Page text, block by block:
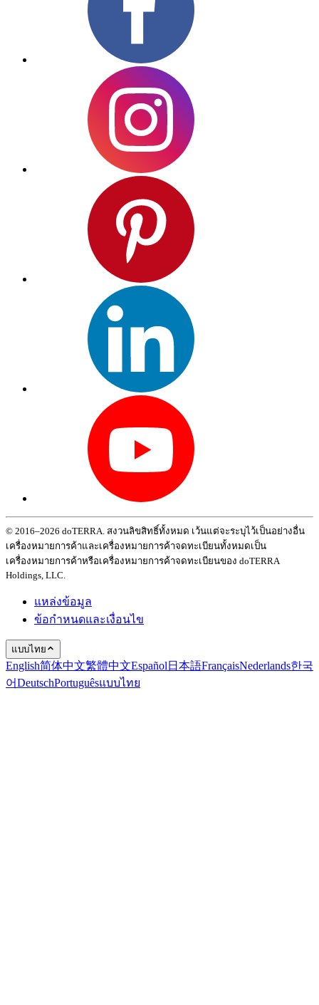
© 2016–2026 doTERRA. สงวนลิขสิทธิ์ทั้งหมด เว้นแต่จะระบุไว้เป็นอย่างอื่น
เครื่องหมายการค้าและเครื่องหมายการค้าจดทะเบียนทั้งหมดเป็น
เครื่องหมายการค้าหรือเครื่องหมายการค้าจดทะเบียนของ doTERRA
Holdings, LLC.
แหล่งข้อมูล
ข้อกำหนดและเงื่อนไข
แบบไทย
English简体中文繁體中文Español 日本語FrançaisNederlands한국
어DeutschPortuguêsแบบไทย